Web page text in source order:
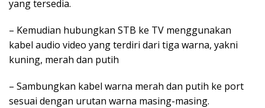
yang tersedia.
– Kemudian hubungkan STB ke TV menggunakan
kabel audio video yang terdiri dari tiga warna, yakni
kuning, merah dan putih
– Sambungkan kabel warna merah dan putih ke port
sesuai dengan urutan warna masing-masing.